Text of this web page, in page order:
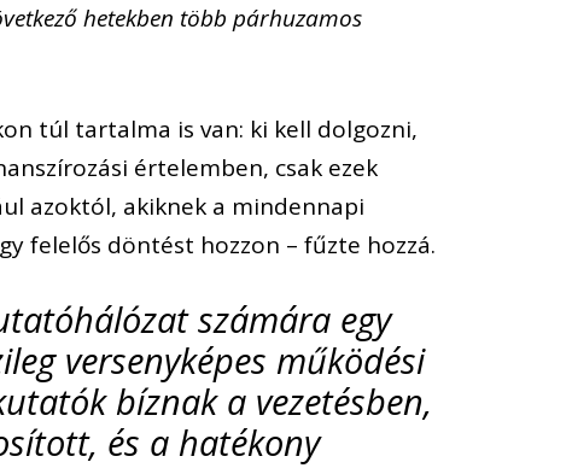
hetekben több párhuzamos
túl tartalma is van: ki kell dolgozni,
értelemben, csak ezek
azoktól, akiknek a mindennapi
felelős döntést hozzon – fűzte hozzá.
számára egy
versenyképes működési
bíznak a vezetésben,
és a hatékony